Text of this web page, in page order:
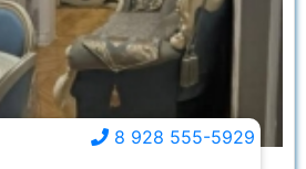
8 928 555-5929